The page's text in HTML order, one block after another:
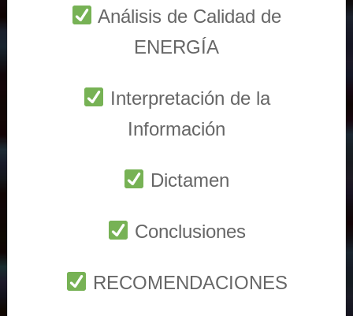
Análisis de Calidad de
ENERGÍA
Interpretación de la
Información
Dictamen
Conclusiones
RECOMENDACIONES